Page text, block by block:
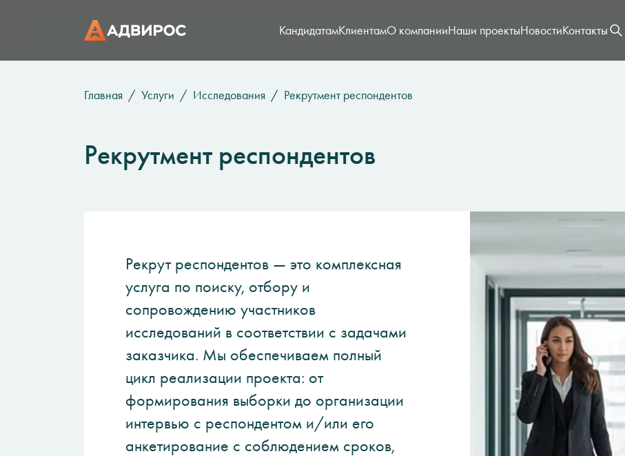
КандидатамКлиентамО компанииНаши проектыНовостиКонтакты
Главная Услуги Исследования Рекрутмент респондентов
Рекрутмент респондентов
Рекрут респондентов — это комплексная
услуга по поиску, отбору и
сопровождению участников
исследований в соответствии с задачами
заказчика. Мы обеспечиваем полный
цикл реализации проекта: от
формирования выборки до организации
интервью с респондентом и/или его
анкетирование с соблюдением сроков,